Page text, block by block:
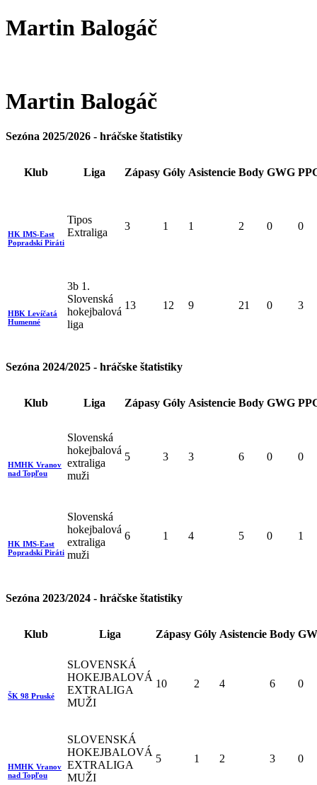
Martin Balogáč
Martin Balogáč
Sezóna 2025/2026 - hráčske štatistiky
Klub Liga Zápasy Góly Asistencie Body GWG
HK IMS-East
Popradskí Piráti
Tipos
Extraliga
3 1 1 2 0 0
HBK Levíčatá
Humenné
3b 1.
Slovenská
hokejbalová
liga
13 12 9 21 0 3
Sezóna 2024/2025 - hráčske štatistiky
Klub Liga Zápasy Góly Asistencie Body GWG
HMHK Vranov
nad Topľou
Slovenská
hokejbalová
extraliga
muži
5 3 3 6 0 0
HK IMS-East
Popradskí Piráti
Slovenská
hokejbalová
extraliga
muži
6 1 4 5 0 1
Sezóna 2023/2024 - hráčske štatistiky
Klub Liga Zápasy Góly Asistencie Body
ŠK 98 Pruské
SLOVENSKÁ
HOKEJBALOVÁ
EXTRALIGA
MUŽI
10 2 4 6 0
HMHK Vranov
nad Topľou
SLOVENSKÁ
HOKEJBALOVÁ
EXTRALIGA
MUŽI
5 1 2 3 0